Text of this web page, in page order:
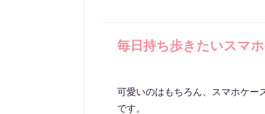
毎日持ち歩きたいスマ
可愛いのはもちろん、スマホケー
です。